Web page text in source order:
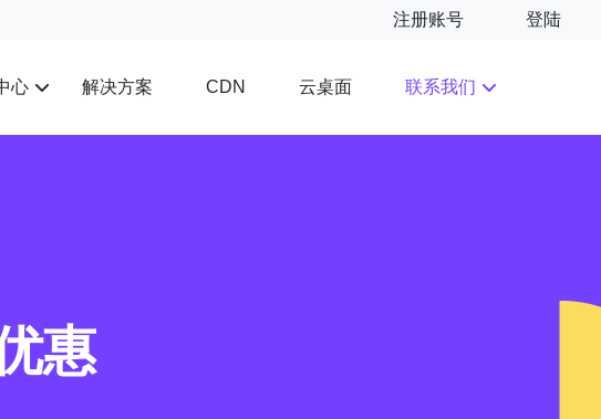
注册账号 登陆
心 解决方案 CDN 云桌面 联系我们
惠